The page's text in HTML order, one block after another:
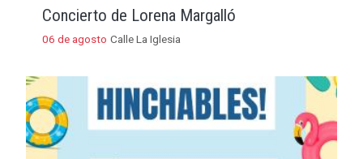
Concierto de Lorena Margalló
06 de agosto Calle La Iglesia